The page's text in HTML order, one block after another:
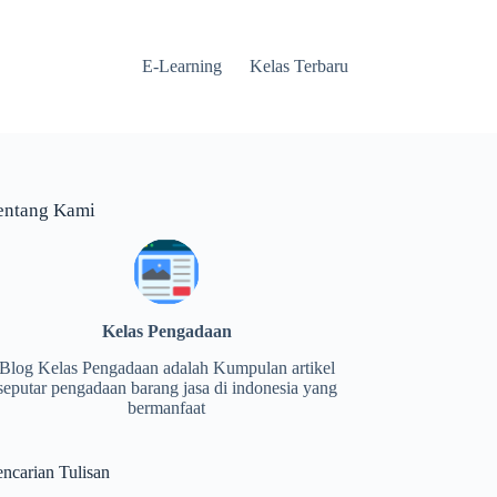
E-Learning Kelas Terbaru
Kami
Kelas Pengadaan
Kelas Pengadaan adalah Kumpulan artikel
pengadaan barang jasa di indonesia yang
bermanfaat
Tulisan